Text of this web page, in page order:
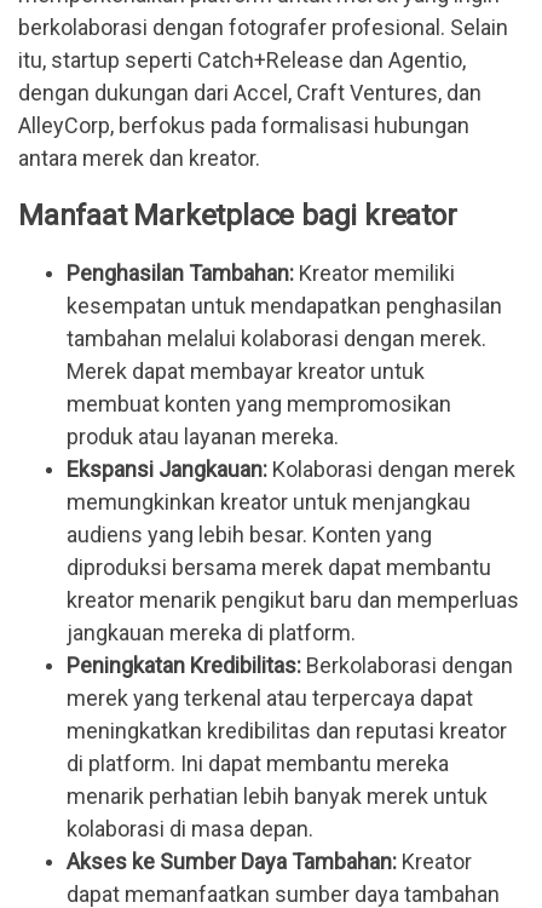
berkolaborasi dengan fotografer profesional. Selain
itu, startup seperti Catch+Release dan Agentio,
dengan dukungan dari Accel, Craft Ventures, dan
AlleyCorp, berfokus pada formalisasi hubungan
antara merek dan kreator.
Manfaat Marketplace bagi kreator
Penghasilan Tambahan: Kreator memiliki
kesempatan untuk mendapatkan penghasilan
tambahan melalui kolaborasi dengan merek.
Merek dapat membayar kreator untuk
membuat konten yang mempromosikan
produk atau layanan mereka.
Ekspansi Jangkauan: Kolaborasi dengan merek
memungkinkan kreator untuk menjangkau
audiens yang lebih besar. Konten yang
diproduksi bersama merek dapat membantu
kreator menarik pengikut baru dan memperluas
jangkauan mereka di platform.
Peningkatan Kredibilitas: Berkolaborasi dengan
merek yang terkenal atau terpercaya dapat
meningkatkan kredibilitas dan reputasi kreator
di platform. Ini dapat membantu mereka
menarik perhatian lebih banyak merek untuk
kolaborasi di masa depan.
Akses ke Sumber Daya Tambahan: Kreator
dapat memanfaatkan sumber daya tambahan